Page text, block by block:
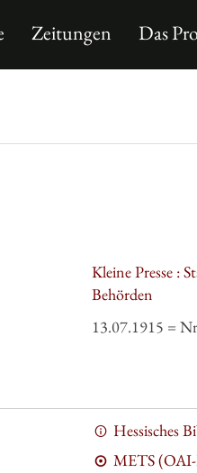
Zeitungen Das
Kleine Presse :
Behörden
13.07.1915 =
Hessisches
METS